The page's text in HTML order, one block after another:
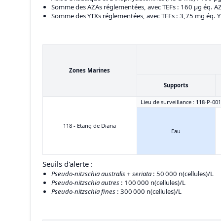
Somme des AZAs réglementées, avec TEFs : 160 μg éq.
Somme des YTXs réglementées, avec TEFs : 3,75 mg éq.
Zones Marines
Supports
118 - Etang de Diana
Lieu de surveillance : 118-P-
Eau
Seuils d'alerte :
Pseudo-nitzschia australis + seriata : 50 000 n(cellules)/L
Pseudo-nitzschia autres : 100 000 n(cellules)/L
Pseudo-nitzschia fines : 300 000 n(cellules)/L